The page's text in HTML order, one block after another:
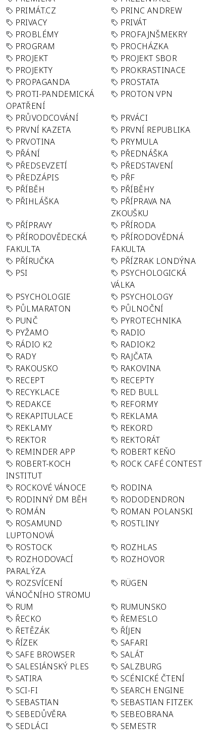
PRIMÁT.CZ
PRINC ANDREW
PRIVACY
PRIVÁT
PROBLÉMY
PROFAJNŠMEKRY
PROGRAM
PROCHÁZKA
PROJEKT
PROJEKT SBOR
PROJEKTY
PROKRASTINACE
PROPAGANDA
PROSTATA
PROTI-PANDEMICKÁ
OPATŘENÍ
PROTON VPN
PRŮVODCOVÁNÍ
PRVÁCI
PRVNÍ KAZETA
PRVNÍ REPUBLIKA
PRVOTINA
PRYMULA
PŘÁNÍ
PŘEDNÁŠKA
PŘEDSEVZETÍ
PŘEDSTAVENÍ
PŘEDZÁPIS
PŘF
PŘÍBĚH
PŘÍBĚHY
PŘIHLÁŠKA
PŘÍPRAVA NA
ZKOUŠKU
PŘÍPRAVY
PŘÍRODA
PŘÍRODOVĚDECKÁ
FAKULTA
PŘÍRODOVĚDNÁ
FAKULTA
PŘÍRUČKA
PŘÍZRAK LONDÝNA
PSI
PSYCHOLOGICKÁ
VÁLKA
PSYCHOLOGIE
PSYCHOLOGY
PŮLMARATON
PŮLNOČNÍ
PUNČ
PYROTECHNIKA
PYŽAMO
RADIO
RÁDIO K2
RADIOK2
RADY
RAJČATA
RAKOUSKO
RAKOVINA
RECEPT
RECEPTY
RECYKLACE
RED BULL
REDAKCE
REFORMY
REKAPITULACE
REKLAMA
REKLAMY
REKORD
REKTOR
REKTORÁT
REMINDER APP
ROBERT KEŇO
ROBERT-KOCH
INSTITUT
ROCK CAFÉ CONTEST
ROCKOVÉ VÁNOCE
RODINA
RODINNÝ DM BĚH
RODODENDRON
ROMÁN
ROMAN POLANSKI
ROSAMUND
LUPTONOVÁ
ROSTLINY
ROSTOCK
ROZHLAS
ROZHODOVACÍ
PARALÝZA
ROZHOVOR
ROZSVÍCENÍ
VÁNOČNÍHO STROMU
RÜGEN
RUM
RUMUNSKO
ŘECKO
ŘEMESLO
ŘETĚZÁK
ŘÍJEN
ŘÍZEK
SAFARI
SAFE BROWSER
SALÁT
SALESIÁNSKÝ PLES
SALZBURG
SATIRA
SCÉNICKÉ ČTENÍ
SCI-FI
SEARCH ENGINE
SEBASTIAN
SEBASTIAN FITZEK
SEBEDŮVĚRA
SEBEOBRANA
SEDLÁCI
SEMESTR